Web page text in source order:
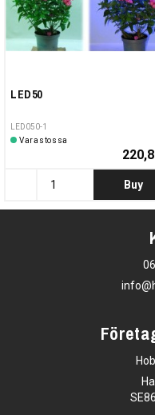
LED50
LED050-1
Varastossa
Buy